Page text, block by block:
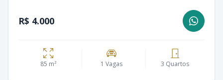
R$ 4.000
85 m² 1 Vagas 3 Quartos